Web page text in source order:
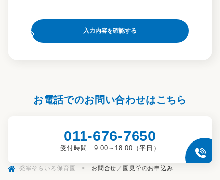
お電話でのお問い合わせはこちら
011-676-7650
受付時間 9:00～18:00（平日）
発寒そらいろ保育園 > お問合せ／園見学のお申込み